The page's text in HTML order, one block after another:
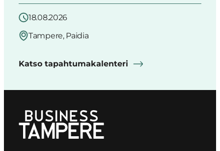
18.08.2026
Tampere, Paidia
Katso tapahtumakalenteri